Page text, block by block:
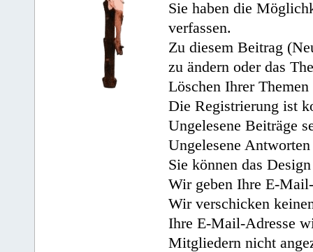
Sie haben die
verfassen.
Zu diesem Beitrag
zu ändern oder das
Löschen Ihrer
Die Registrierung ist
Ungelesene Beiträge
Ungelesene
Sie können das
Wir geben Ihre E-
Wir verschicken
Ihre E-Mail-Adresse
Mitgliedern nicht